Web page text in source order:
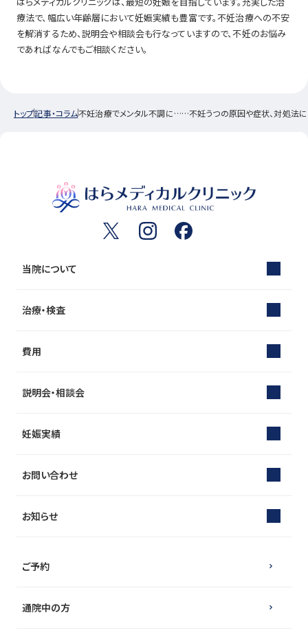
療法で、幅広い年齢層において妊娠実績も豊富です。不妊治療への不安
を解消するため、説明会や相談会も行なっていますので、不妊のお悩み
であればなんでもご相談ください。
トップ記事・コラム不妊治療でメンタル不調に……不妊うつの原因や症状、対処法に
当院について
治療・検査
費用
説明会・相談会
妊娠実績
お問い合わせ
お知らせ
通院中の方
ご予約